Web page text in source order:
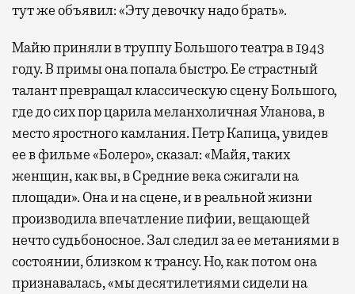
тут же объявил: «Эту девочку надо брать».
Майю приняли в труппу Большого театра в 1943
году. В примы она попала быстро. Ее страстный
талант превращал классическую сцену Большого,
где до сих пор царила меланхоличная Уланова, в
место яростного камлания. Петр Капица, увидев
ее в фильме «Болеро», сказал: «Майя, таких
женщин, как вы, в Средние века сжигали на
площади». Она и на сцене, и в реальной жизни
производила впечатление пифии, вещающей
нечто судьбоносное. Зал следил за ее метаниями в
состоянии, близком к трансу. Но, как потом она
признавалась, «мы десятилетиями сидели на